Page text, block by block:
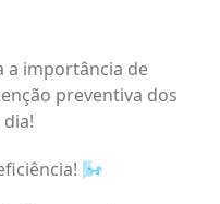
a importância de
preventiva dos
🌬️